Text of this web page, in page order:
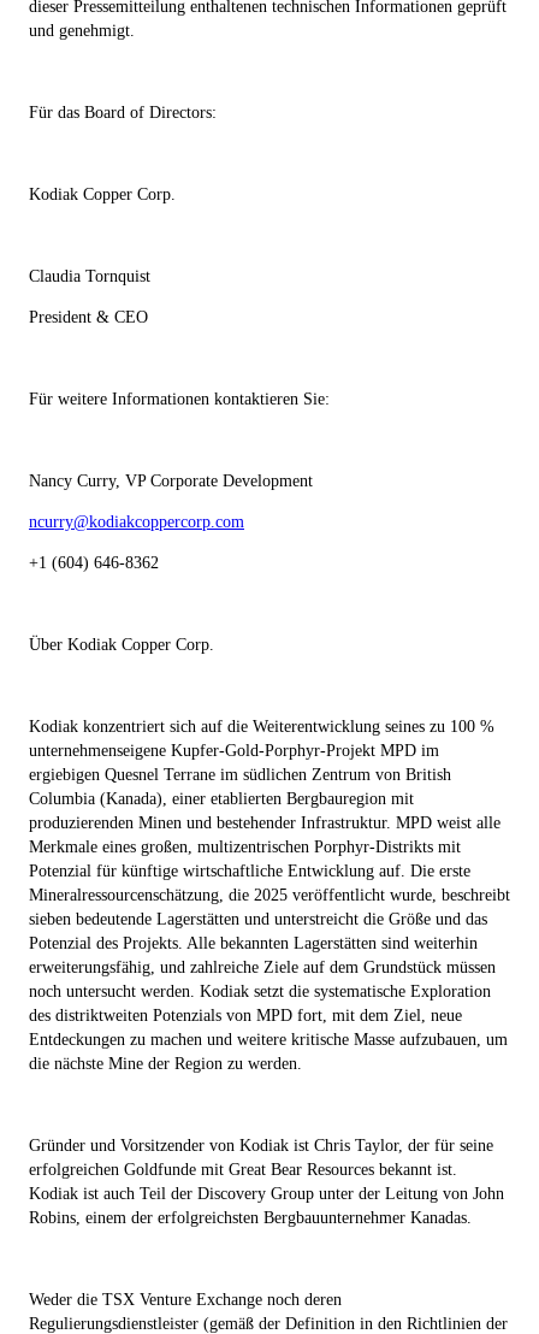
dieser Pressemitteilung enthaltenen technischen Informationen geprüft
und genehmigt.
Für das Board of Directors:
Kodiak Copper Corp.
Claudia Tornquist
President & CEO
Für weitere Informationen kontaktieren Sie:
Nancy Curry, VP Corporate Development
ncurry@kodiakcoppercorp.com
+1 (604) 646-8362
Über Kodiak Copper Corp.
Kodiak konzentriert sich auf die Weiterentwicklung seines zu 100 %
unternehmenseigene Kupfer-Gold-Porphyr-Projekt MPD im
ergiebigen Quesnel Terrane im südlichen Zentrum von British
Columbia (Kanada), einer etablierten Bergbauregion mit
produzierenden Minen und bestehender Infrastruktur. MPD weist alle
Merkmale eines großen, multizentrischen Porphyr-Distrikts mit
Potenzial für künftige wirtschaftliche Entwicklung auf. Die erste
Mineralressourcenschätzung, die 2025 veröffentlicht wurde, beschreibt
sieben bedeutende Lagerstätten und unterstreicht die Größe und das
Potenzial des Projekts. Alle bekannten Lagerstätten sind weiterhin
erweiterungsfähig, und zahlreiche Ziele auf dem Grundstück müssen
noch untersucht werden. Kodiak setzt die systematische Exploration
des distriktweiten Potenzials von MPD fort, mit dem Ziel, neue
Entdeckungen zu machen und weitere kritische Masse aufzubauen, um
die nächste Mine der Region zu werden.
Gründer und Vorsitzender von Kodiak ist Chris Taylor, der für seine
erfolgreichen Goldfunde mit Great Bear Resources bekannt ist.
Kodiak ist auch Teil der Discovery Group unter der Leitung von John
Robins, einem der erfolgreichsten Bergbauunternehmer Kanadas.
Weder die TSX Venture Exchange noch deren
Regulierungsdienstleister (gemäß der Definition in den Richtlinien der